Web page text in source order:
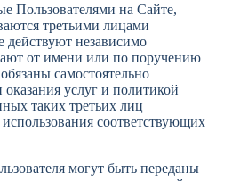
Пользователями на Сайте,
третьими лицами
действуют независимо
от имени или по поручению
самостоятельно
услуг и политикой
таких третьих лиц
использования соответствующих
могут быть переданы